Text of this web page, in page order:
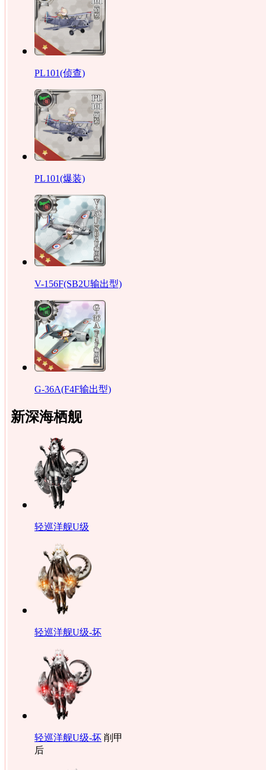
PL101(侦查)‎
PL101(爆装)
V-156F(SB2U输出型)
G-36A(F4F输出型)‎
新深海栖舰
轻巡洋舰U级
轻巡洋舰U级-坏
轻巡洋舰U级-坏 削甲
后